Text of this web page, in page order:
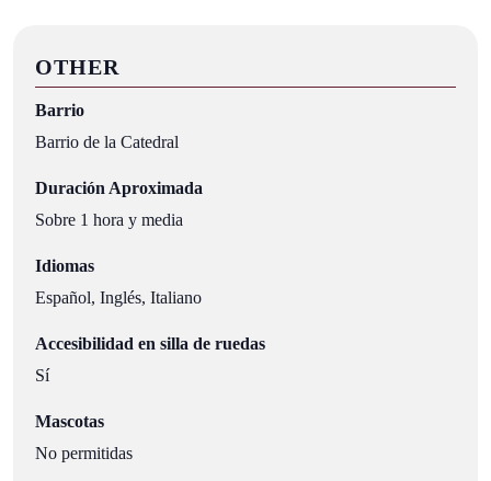
OTHER
Barrio
Barrio de la Catedral
Duración Aproximada
Sobre 1 hora y media
Idiomas
Español, Inglés, Italiano
Accesibilidad en silla de ruedas
Sí
Mascotas
No permitidas